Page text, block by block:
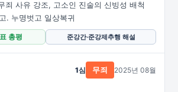
죄 사유 강조, 고소인 진술의 신빙성 배척
. 누명벗고 일상복귀
총평 준강간·준강제추행 해설
1심 무죄 2025년 08월